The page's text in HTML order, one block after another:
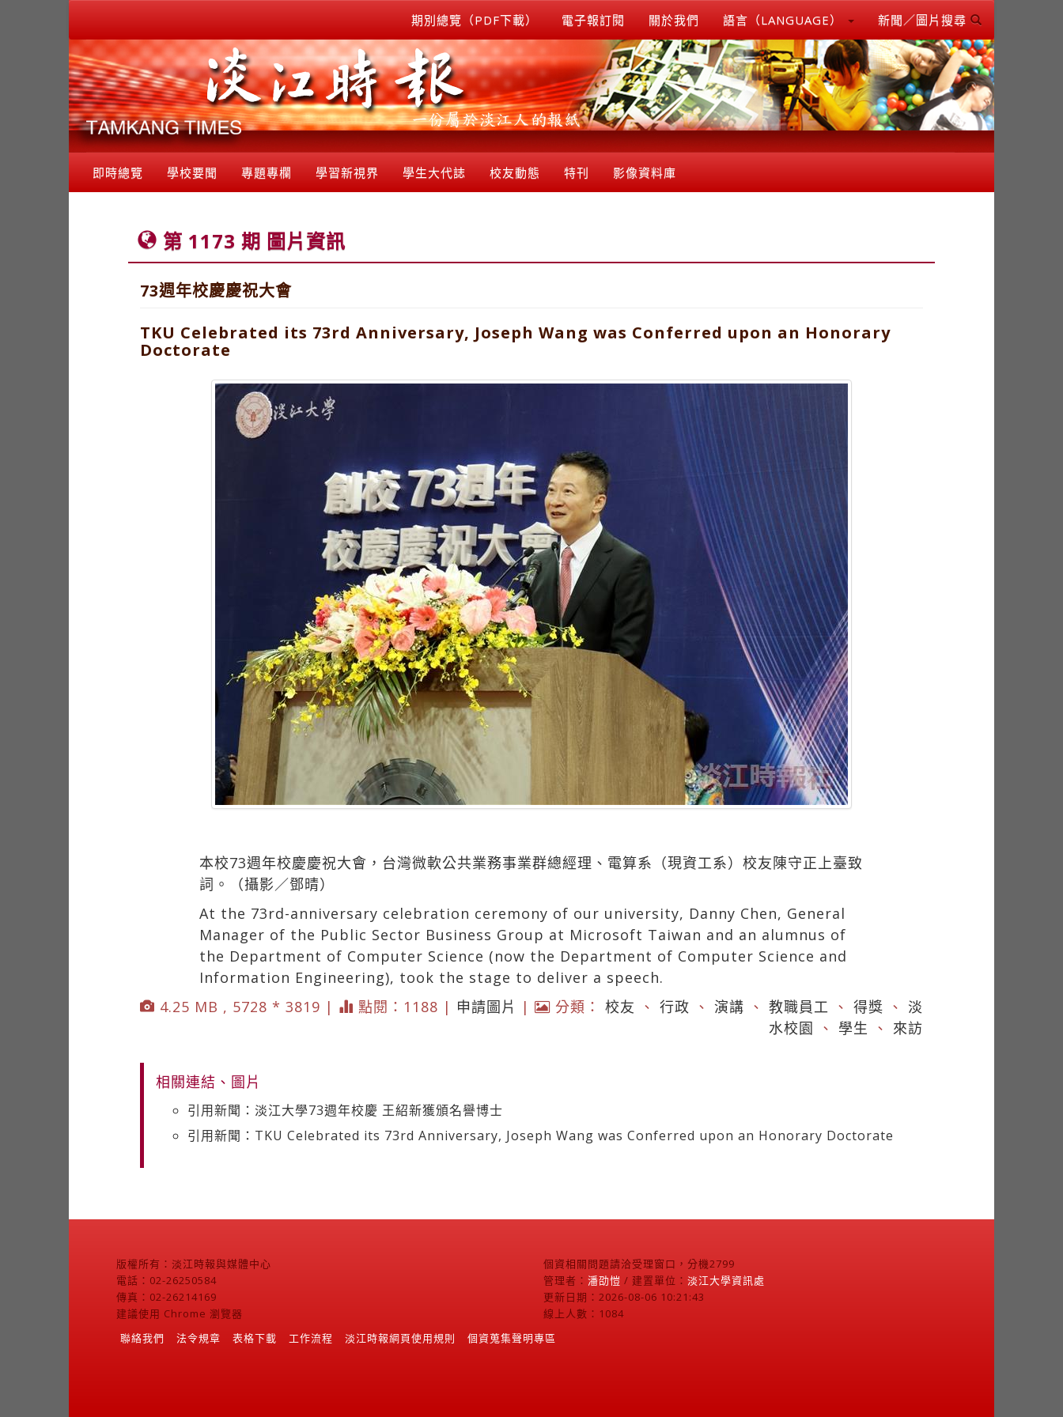
期別總覽（PDF下載） 電子報訂閱 關於我們 語言（LANGUAGE） 新聞／圖片搜尋
即時總覽 學校要聞 專題專欄 學習新視界 學生大代誌 校友動態 特刊 影像資料庫
第 1173 期 圖片資訊
73週年校慶慶祝大會
TKU Celebrated its 73rd Anniversary, Joseph Wang was Conferred upon an Honorary
Doctorate
本校73週年校慶慶祝大會，台灣微軟公共業務事業群總經理、電算系（現資工系）校友陳守正上臺致
詞。（攝影／鄧晴）
At the 73rd-anniversary celebration ceremony of our university, Danny Chen, General
Manager of the Public Sector Business Group at Microsoft Taiwan and an alumnus of
the Department of Computer Science (now the Department of Computer Science and
Information Engineering), took the stage to deliver a speech.
4.25 MB , 5728 * 3819 |
點閱：1188 | 申請圖片 | 分類： 校友 、 行政 、 演講 、 教職員工 、 得獎 、 淡
水校園 、 學生 、 來訪
相關連結、圖片
引用新聞：淡江大學73週年校慶 王紹新獲頒名譽博士
引用新聞：TKU Celebrated its 73rd Anniversary, Joseph Wang was Conferred upon an Honorary Doctorate
版權所有：淡江時報與媒體中心
電話：02-26250584
傳真：02-26214169
建議使用 Chrome 瀏覽器
個資相關問題請洽受理窗口，分機2799
管理者： 潘劭愷 / 建置單位： 淡江大學資訊處
更新日期：2026-08-06 10:21:43
線上人數：1084
聯絡我們
法令規章 表格下載 工作流程 淡江時報網頁使用規則 個資蒐集聲明專區